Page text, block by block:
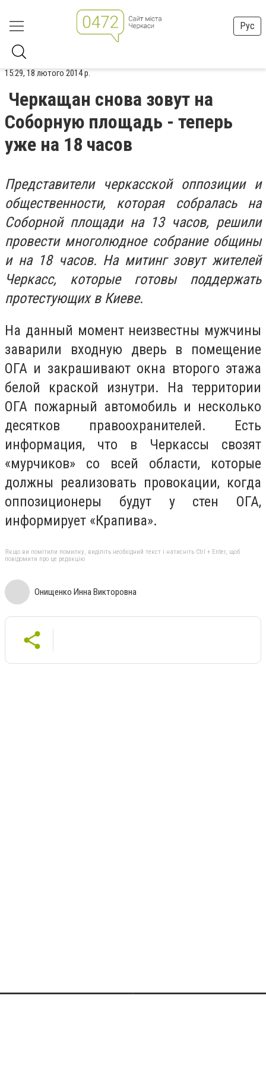
Рус
15:29, 18 лютого 2014 р.
Черкащан снова зовут на
Соборную площадь - теперь
уже на 18 часов
Представители черкасской оппозиции и
общественности, которая собралась на
Соборной площади на 13 часов, решили
провести многолюдное собрание общины
и на 18 часов. На митинг зовут жителей
Черкасс, которые готовы поддержать
протестующих в Киеве.
На данный момент неизвестны мужчины
заварили входную дверь в помещение
ОГА и закрашивают окна второго этажа
белой краской изнутри. На территории
ОГА пожарный автомобиль и несколько
десятков правоохранителей. Есть
информация, что в Черкассы свозят
«мурчиков» со всей области, которые
должны реализовать провокации, когда
оппозиционеры будут у стен ОГА,
информирует «Крапива».
Якщо ви помітили помилку, виділіть необхідний текст і натисніть Ctrl + Enter, щоб
повідомити про це редакцію
Онищенко Инна Викторовна